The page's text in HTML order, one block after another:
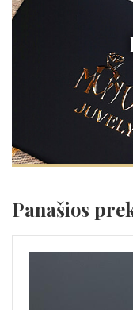
Panašios